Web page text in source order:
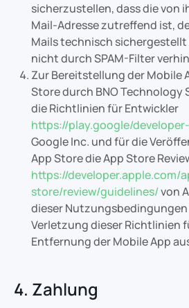
sicherzustellen, dass die von
Mail-Adresse zutreffend ist,
Mails technisch
nicht durch SPAM-Filter
Zur Bereitstellung der Mobile
Store durch BNO Technology
die Richtlinien für Entwickler
https://play.google/
Google Inc. und für die
App Store die App Store
https://developer.apple.com/
store/review/guidelines/von
dieser Nutzungsbedingungen
Verletzung dieser Richtlinien
Entfernung der Mobile App
4. Zahlung